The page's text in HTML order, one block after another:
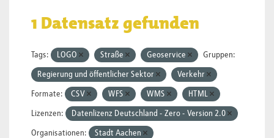
1 Datensatz gefunden
Tags: LOGO Straße Geoservice Gruppen:
Regierung und öffentlicher Sektor Verkehr
Formate: CSV WFS WMS HTML
Lizenzen: Datenlizenz Deutschland - Zero - Version 2.0
Organisationen: Stadt Aachen